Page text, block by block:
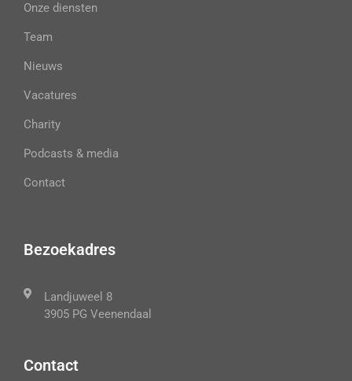
Onze diensten
Team
Nieuws
Vacatures
Charity
Podcasts & media
Contact
Bezoekadres
Landjuweel 8
3905 PG Veenendaal
Contact